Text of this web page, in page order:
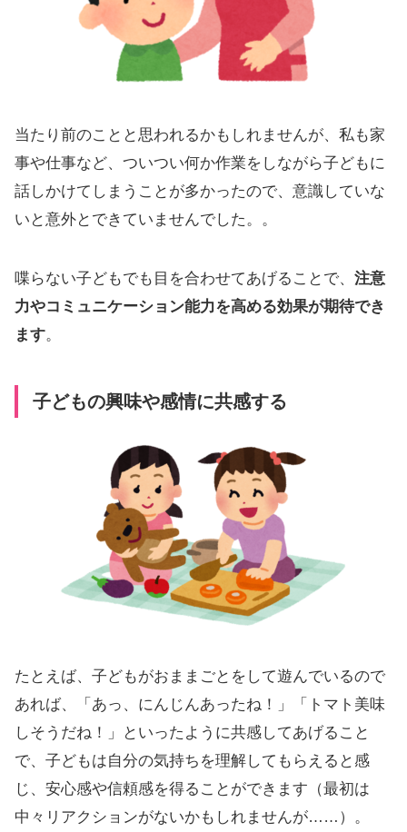
当たり前のことと思われるかもしれませんが、私も家
事や仕事など、ついつい何か作業をしながら子どもに
話しかけてしまうことが多かったので、意識していな
いと意外とできていませんでした。。
喋らない子どもでも目を合わせてあげることで、 注意
力やコミュニケーション能力を高める効果が期待でき
ます。
子どもの興味や感情に共感する
たとえば、子どもがおままごとをして遊んでいるので
あれば、「あっ、にんじんあったね！」「トマト美味
しそうだね！」といったように共感してあげること
で、子どもは自分の気持ちを理解してもらえると感
じ、安心感や信頼感を得ることができます（最初は
中々リアクションがないかもしれませんが……）。